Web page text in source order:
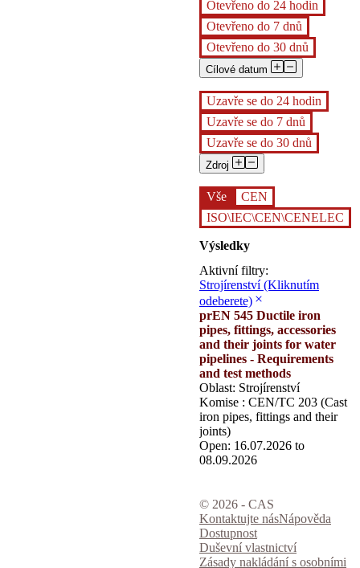
Otevřeno do 24 hodin
Otevřeno do 7 dnů
Otevřeno do 30 dnů
Cílové datum
Uzavře se do 24 hodin
Uzavře se do 7 dnů
Uzavře se do 30 dnů
Zdroj
Vše
CEN
ISO\IEC\CEN\CENELEC
Výsledky
Aktivní filtry:
Strojírenství(Kliknutím
odeberete)
prEN 545 Ductile iron
pipes, fittings, accessories
and their joints for water
pipelines - Requirements
and test methods
Oblast: Strojírenství
Komise : CEN/TC 203 (Cast
iron pipes, fittings and their
joints)
Open: 16.07.2026 to
08.09.2026
© 2026 - CAS
Kontaktujte násNápověda
Dostupnost
Duševní vlastnictví
Zásady nakládání s osobními